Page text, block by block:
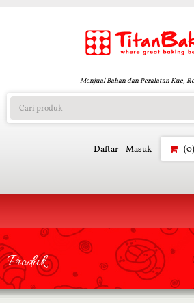
Menjual Bahan dan Peralatan Kue,
Daftar Masuk (0)
Produk